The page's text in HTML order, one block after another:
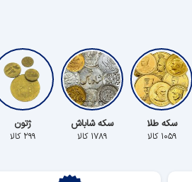
سکه طلا
۱۰۵۹ کالا
سکه شاباش
۱۷۸۹ کالا
ژتون
۲۹۹ کالا